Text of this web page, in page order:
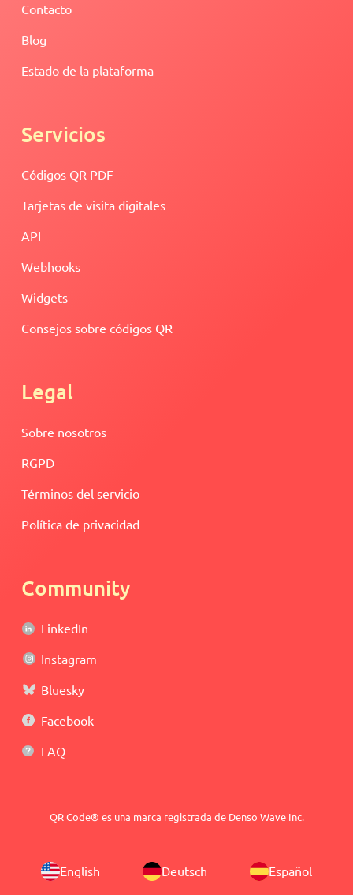
Contacto
Blog
Estado de la plataforma
Servicios
Códigos QR PDF
Tarjetas de visita digitales
API
Webhooks
Widgets
Consejos sobre códigos QR
Legal
Sobre nosotros
RGPD
Términos del servicio
Política de privacidad
Community
LinkedIn
Instagram
Bluesky
Facebook
FAQ
QR Code® es una marca registrada de Denso Wave Inc.
English Deutsch Español